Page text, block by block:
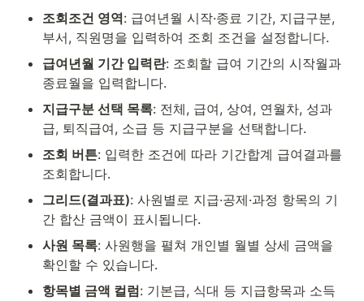
조회조건 영역: 급여년월 시작·종료 기간, 지급구분,
부서, 직원명을 입력하여 조회 조건을 설정합니다.
급여년월 기간 입력란: 조회할 급여 기간의 시작월과
종료월을 입력합니다.
지급구분 선택 목록: 전체, 급여, 상여, 연월차, 성과
급, 퇴직급여, 소급 등 지급구분을 선택합니다.
조회 버튼: 입력한 조건에 따라 기간합계 급여결과를
조회합니다.
그리드(결과표): 사원별로 지급·공제·과정 항목의 기
간 합산 금액이 표시됩니다.
사원 목록: 사원행을 펼쳐 개인별 월별 상세 금액을
확인할 수 있습니다.
항목별 금액 컬럼: 기본급, 식대 등 지급항목과 소득